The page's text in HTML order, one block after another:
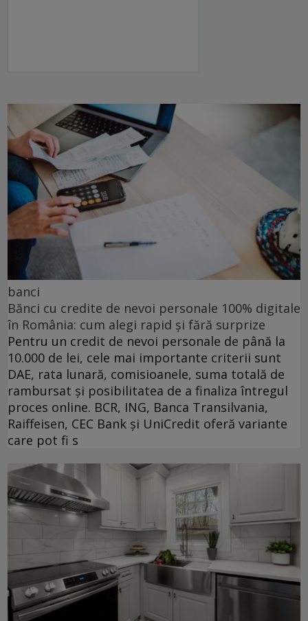
banci
Bănci cu credite de nevoi personale 100% digitale
în România: cum alegi rapid și fără surprize
Pentru un credit de nevoi personale de până la
10.000 de lei, cele mai importante criterii sunt
DAE, rata lunară, comisioanele, suma totală de
rambursat și posibilitatea de a finaliza întregul
proces online. BCR, ING, Banca Transilvania,
Raiffeisen, CEC Bank și UniCredit oferă variante
care pot fi s